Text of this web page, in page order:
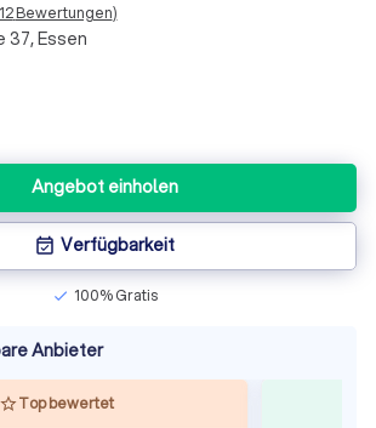
Bewertungen)
37, Essen
Angebot einholen
event_available Verfügbarkeit
check 100% Gratis
Anbieter
Top bewertet